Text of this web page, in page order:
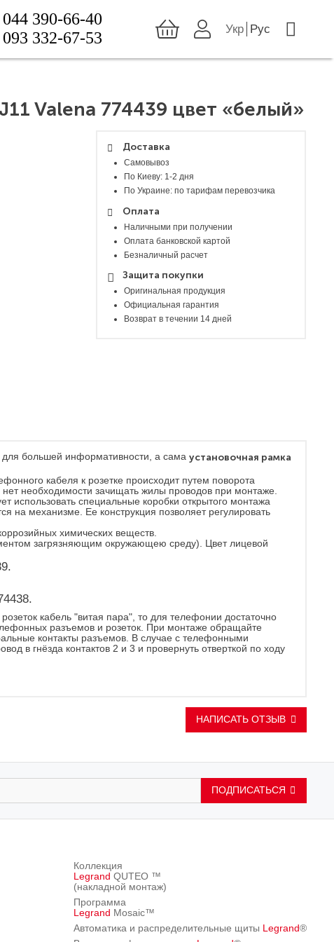
Valena 774439 цвет «белый»
Доставка
Самовывоз
По Киеву: 1-2 дня
По Украине: по тарифам перевозчика
Оплата
Наличными при получении
Оплата банковской картой
Безналичный расчет
Защита покупки
Оригинальная продукция
Официальная гарантия
Возврат в течении 14 дней
большей информативности, а сама установочная рамка
кабеля к розетке происходит путем поворота
необходимости зачищать жилы проводов при монтаже.
использовать специальные коробки открытого монтажа
на механизме. Ее конструкция позволяет регулировать
химических веществ.
загрязняющим окружающею среду). Цвет лицевой
кабель "витая пара", то для телефонии достаточно
разъемов и розеток. При монтаже обращайте
контакты разъемов. В случае с телефонными
в гнёзда контактов 2 и 3 и провернуть отверткой по ходу
НАПИСАТЬ ОТЗЫВ
044 390-66-40
093 332-67-53
Укр Рус
ПОДПИСАТЬСЯ
Коллекция
Legrand QUTEO ™
(накладной монтаж)
Программа
Legrand Mosaic™
Автоматика и распределительные щиты Legrand®